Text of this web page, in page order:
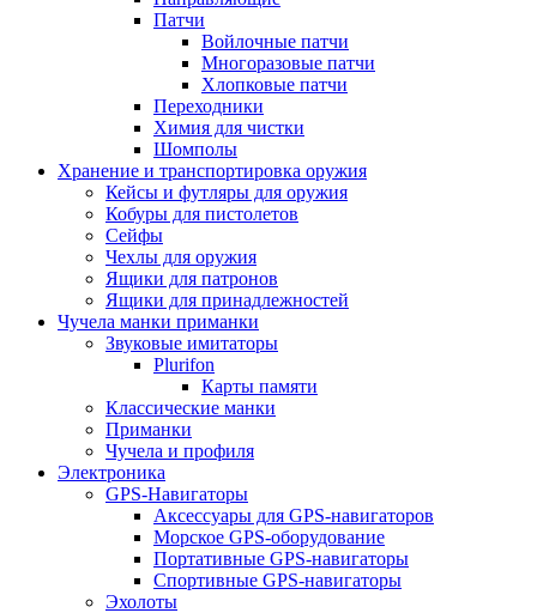
Патчи
Войлочные патчи
Многоразовые патчи
Хлопковые патчи
Переходники
Химия для чистки
Шомполы
Хранение и транспортировка оружия
Кейсы и футляры для оружия
Кобуры для пистолетов
Сейфы
Чехлы для оружия
Ящики для патронов
Ящики для принадлежностей
Чучела манки приманки
Звуковые имитаторы
Plurifon
Карты памяти
Классические манки
Приманки
Чучела и профиля
Электроника
GPS-Навигаторы
Аксессуары для GPS-навигаторов
Морское GPS-оборудование
Портативные GPS-навигаторы
Спортивные GPS-навигаторы
Эхолоты